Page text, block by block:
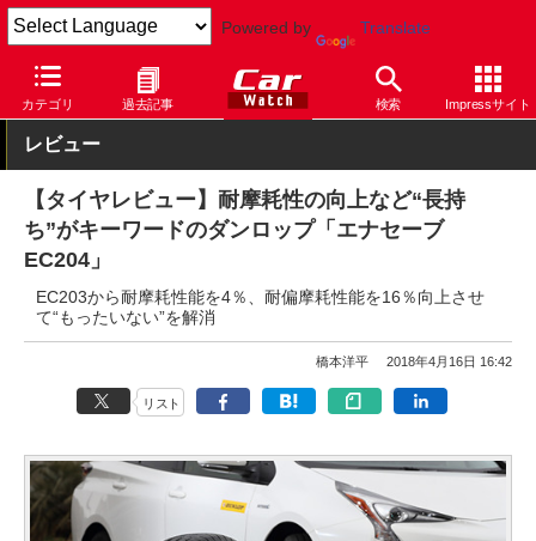
Powered by Translate
カテゴリ 過去記事 検索 Impressサイト
Car Watch タイヤ ダンロップ 低燃費
レビュー
【タイヤレビュー】耐摩耗性の向上など“長持
ち”がキーワードのダンロップ「エナセーブ
EC204」
EC203から耐摩耗性能を4％、耐偏摩耗性能を16％向上させ
て“もったいない”を解消
橋本洋平 2018年4月16日 16:42
リスト